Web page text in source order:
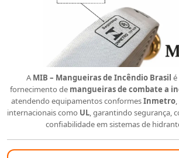
A MIB – Mangueiras de Incêndio Brasil é
fornecimento de mangueiras de combate a
atendendo equipamentos conformesInmetro,
internacionais como UL, garantindo segurança,
confiabilidade em sistemas de